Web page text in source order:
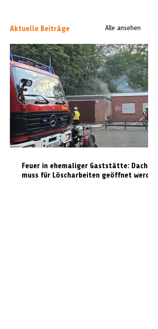
Aktuelle Beiträge Alle ansehen
Feuer in ehemaliger Gaststätte: Dach
muss für Löscharbeiten geöffnet werden